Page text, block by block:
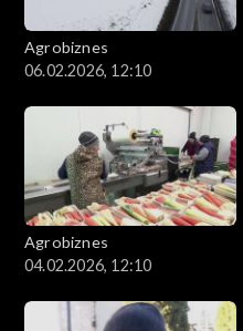
Agrobiznes
06.02.2026, 12:10
Agrobiznes
04.02.2026, 12:10